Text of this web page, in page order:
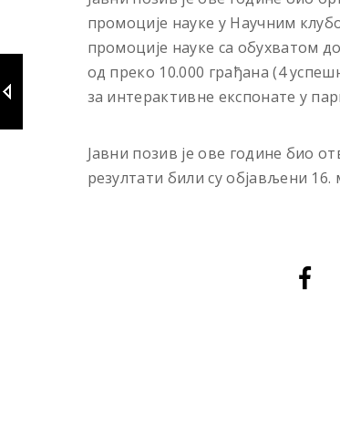
промоције науке у Научним
промоције науке са обухватом
од преко 10.000 грађана (4
за интерактивне експонате у
Јавни позив је ове године био
резултати били су објављени 16.